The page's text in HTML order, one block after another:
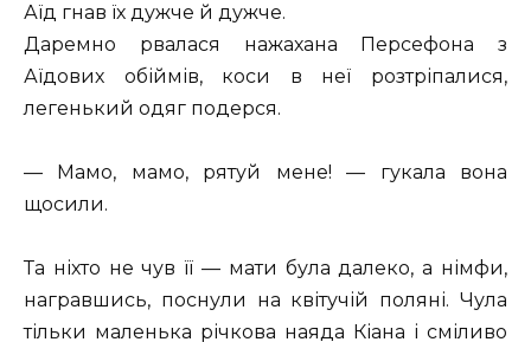
Аїд гнав їх дужче й дужче.
Даремно рвалася нажахана Персефона з
Аїдових обіймів, коси в неї розтріпалися,
легенький одяг подерся.
— Мамо, мамо, рятуй мене! — гукала вона
щосили.
Та ніхто не чув її — мати була далеко, а німфи,
награвшись, поснули на квітучій поляні. Чула
тільки маленька річкова наяда Кіана і сміливо